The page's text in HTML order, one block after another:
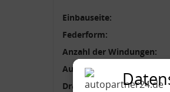
Einbauseite:
Federform:
Anzahl der Windungen:
Außendurchmesser [mm]:
Drahtdurchmesser [mm]: